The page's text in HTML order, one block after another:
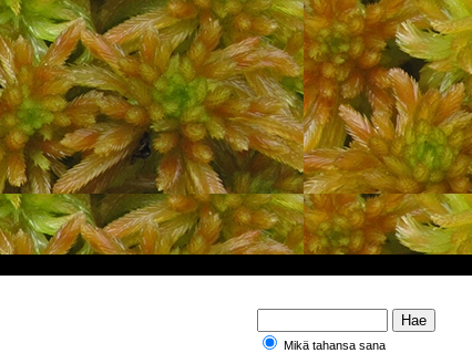
Mikä tahansa sana